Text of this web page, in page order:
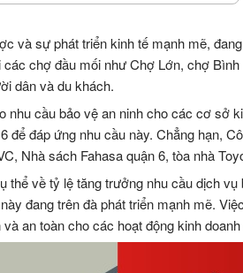
và sự phát triển kinh tế mạnh mẽ,
chợ đầu mối như Chợ Lớn, chợ
dân và du khách.
nhu cầu bảo vệ an ninh cho các cơ sở
để đáp ứng nhu cầu này. Chẳng hạn,
Nhà sách Fahasa quận 6, tòa nhà
thể về tỷ lệ tăng trưởng nhu cầu dịch
đang trên đà phát triển mạnh mẽ.
an toàn cho các hoạt động kinh